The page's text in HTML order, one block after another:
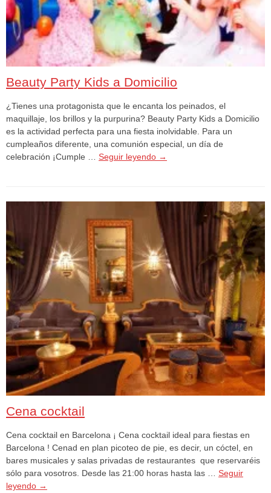
Beauty Party Kids a Domicilio
¿Tienes una protagonista que le encanta los peinados, el
maquillaje, los brillos y la purpurina? Beauty Party Kids a Domicilio
es la actividad perfecta para una fiesta inolvidable. Para un
cumpleaños diferente, una comunión especial, un día de
celebración ¡Cumple … Seguir leyendo →
Cena cocktail
Cena cocktail en Barcelona ¡ Cena cocktail ideal para fiestas en
Barcelona ! Cenad en plan picoteo de pie, es decir, un cóctel, en
bares musicales y salas privadas de restaurantes que reservaréis
sólo para vosotros. Desde las 21:00 horas hasta las … Seguir
leyendo →